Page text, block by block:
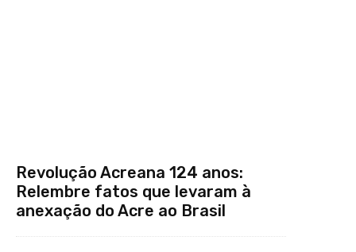
Revolução Acreana 124 anos:
Relembre fatos que levaram à
anexação do Acre ao Brasil